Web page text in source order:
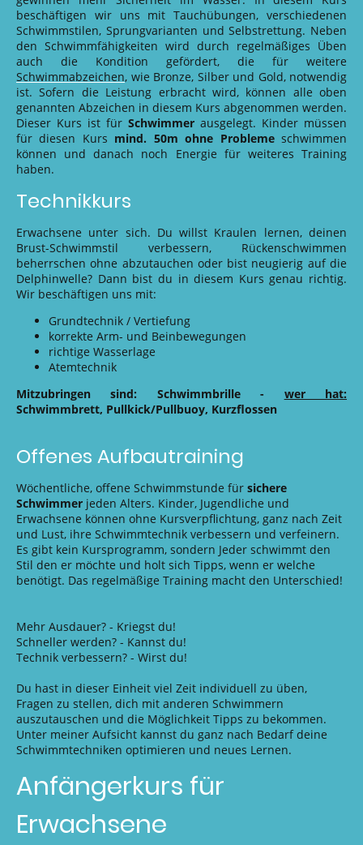
beschäftigen wir uns mit Tauchübungen, verschiedenen
Schwimmstilen, Sprungvarianten und Selbstrettung. Neben
den Schwimmfähigkeiten wird durch regelmäßiges Üben
auch die Kondition gefördert, die für weitere
Schwimmabzeichen, wie Bronze, Silber und Gold, notwendig
ist. Sofern die Leistung erbracht wird, können alle oben
genannten Abzeichen in diesem Kurs abgenommen werden.
Dieser Kurs ist für Schwimmer ausgelegt. Kinder müssen
für diesen Kurs mind. 50m ohne Problemeschwimmen
können und danach noch Energie für weiteres Training
haben.
Technikkurs
Erwachsene unter sich. Du willst Kraulen lernen, deinen
Brust-Schwimmstil verbessern, Rückenschwimmen
beherrschen ohne abzutauchen oder bist neugierig auf die
Delphinwelle? Dann bist du in diesem Kurs genau richtig.
Wir beschäftigen uns mit:
Grundtechnik / Vertiefung
korrekte Arm- und Beinbewegungen
richtige Wasserlage
Atemtechnik
Mitzubringen sind: Schwimmbrille - wer hat:
Schwimmbrett, Pullkick/Pullbuoy, Kurzflossen
Offenes Aufbautraining
Wöchentliche, offene Schwimmstunde für sichere
Schwimmer jeden Alters. Kinder, Jugendliche und
Erwachsene können ohne Kursverpflichtung, ganz nach Zeit
und Lust, ihre Schwimmtechnik verbessern und verfeinern.
Es gibt kein Kursprogramm, sondern Jeder schwimmt den
Stil den er möchte und holt sich Tipps, wenn er welche
benötigt. Das regelmäßige Training macht den Unterschied!
Mehr Ausdauer? - Kriegst du!
Schneller werden? - Kannst du!
Technik verbessern? - Wirst du!
Du hast in dieser Einheit viel Zeit individuell zu üben,
Fragen zu stellen, dich mit anderen Schwimmern
auszutauschen und die Möglichkeit Tipps zu bekommen.
Unter meiner Aufsicht kannst du ganz nach Bedarf deine
Schwimmtechniken optimieren und neues Lernen.
Anfängerkurs für
Erwachsene